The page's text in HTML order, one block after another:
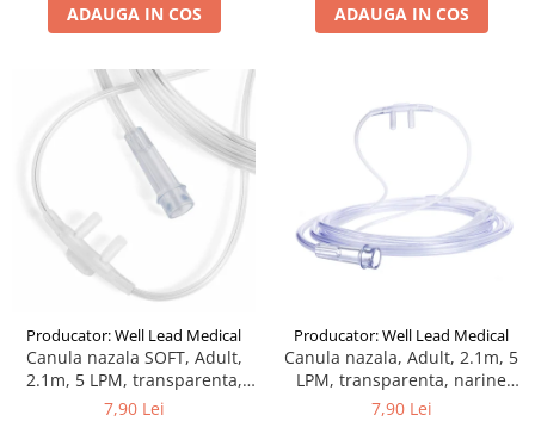
ADAUGA IN COS ADAUGA IN COS
Producator: Well Lead Medical
Canula nazala SOFT, Adult,
2.1m, 5 LPM, transparenta,
narine silicon, curbate,
7,90 Lei
Producator: Well Lead Medical
Canula nazala, Adult, 2.1m, 5
LPM, transparenta, narine
silicon, drepte, cilindrice
7,90 Lei